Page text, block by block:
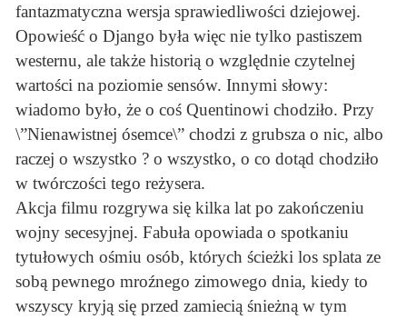
fantazmatyczna wersja sprawiedliwości dziejowej.
Opowieść o Django była więc nie tylko pastiszem
westernu, ale także historią o względnie czytelnej
wartości na poziomie sensów. Innymi słowy:
wiadomo było, że o coś Quentinowi chodziło. Przy
\”Nienawistnej ósemce\” chodzi z grubsza o nic, albo
raczej o wszystko ? o wszystko, o co dotąd chodziło
w twórczości tego reżysera.
Akcja filmu rozgrywa się kilka lat po zakończeniu
wojny secesyjnej. Fabuła opowiada o spotkaniu
tytułowych ośmiu osób, których ścieżki los splata ze
sobą pewnego mroźnego zimowego dnia, kiedy to
wszyscy kryją się przed zamiecią śnieżną w tym